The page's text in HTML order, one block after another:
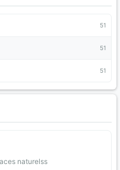
51
51
51
naturelss